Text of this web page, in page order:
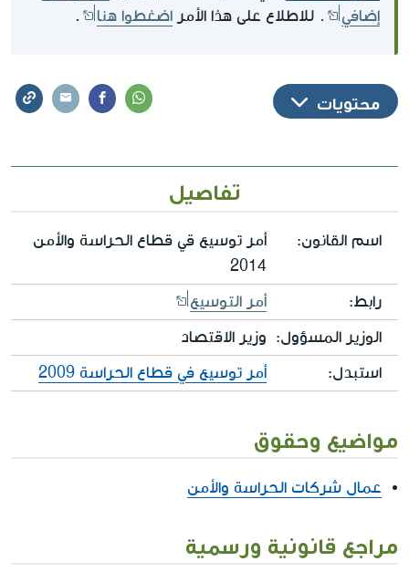
إضافي
. للاطلاع على هذا الأمر اضغطوا هنا .
محتويات
تفاصيل
اسم القانون:
أمر توسيع قي قطاع الحراسة والأمن
2014
رابط: أمر التوسيع
الوزير المسؤول: وزير الاقتصاد
استبدل: أمر توسيع في قطاع الحراسة 2009
مواضيع وحقوق
عمال شركات الحراسة والأمن
مراجع قانونية ورسمية